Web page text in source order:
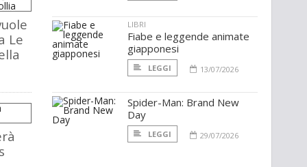
Le
LIBRI
Fiabe e leggende animate
giapponesi
LEGGI 13/07/2026
Spider-Man: Brand New
Day
LEGGI 29/07/2026